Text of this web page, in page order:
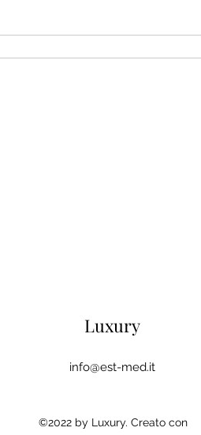
Luxury
info@est-med.it
©2022 by Luxury. Creato con